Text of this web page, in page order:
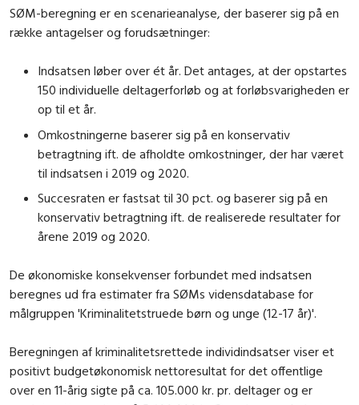
SØM-beregning er en scenarieanalyse, der baserer sig på en
række antagelser og forudsætninger:
Indsatsen løber over ét år. Det antages, at der opstartes
150 individuelle deltagerforløb og at forløbsvarigheden er
op til et år.
Omkostningerne baserer sig på en konservativ
betragtning ift. de afholdte omkostninger, der har været
til indsatsen i 2019 og 2020.
Succesraten er fastsat til 30 pct. og baserer sig på en
konservativ betragtning ift. de realiserede resultater for
årene 2019 og 2020.
De økonomiske konsekvenser forbundet med indsatsen
beregnes ud fra estimater fra SØMs vidensdatabase for
målgruppen 'Kriminalitetstruede børn og unge (12-17 år)'.
Beregningen af kriminalitetsrettede individindsatser viser et
positivt budgetøkonomisk nettoresultat for det offentlige
over en 11-årig sigte på ca. 105.000 kr. pr. deltager og er